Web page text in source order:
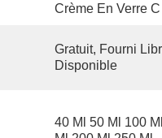
Crème En Verre C
Gratuit, Fourni
Disponible
40 Ml 50 Ml 100